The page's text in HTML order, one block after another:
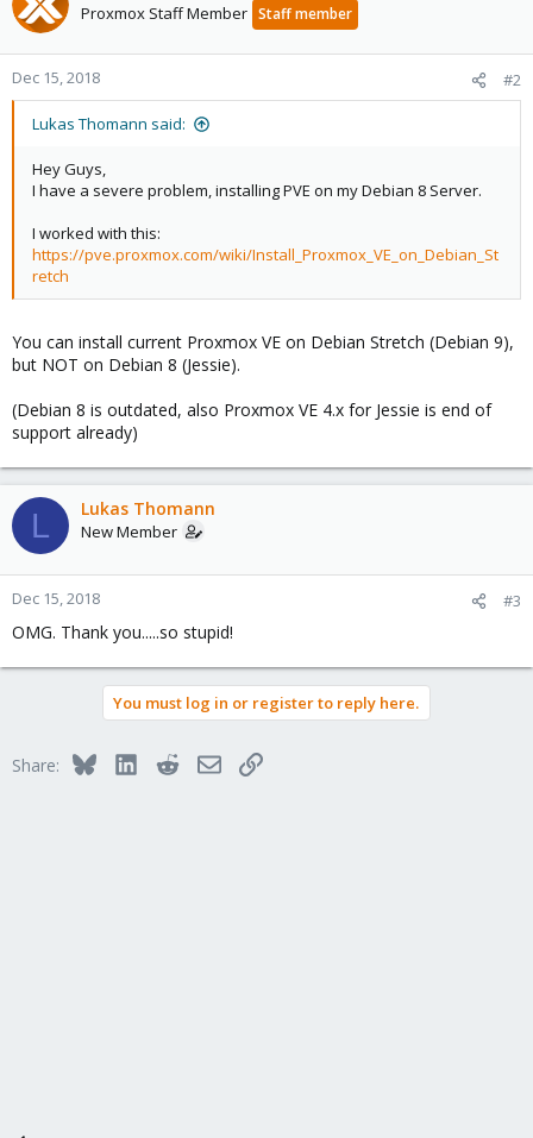
Proxmox Staff Member Staff member
Dec 15, 2018 #2
Lukas Thomann said:
Hey Guys,
I have a severe problem, installing PVE on my Debian 8 Server.
I worked with this:
https://pve.proxmox.com/wiki/Install_Proxmox_VE_on_Debian_St
retch
You can install current Proxmox VE on Debian Stretch (Debian 9),
but NOT on Debian 8 (Jessie).
(Debian 8 is outdated, also Proxmox VE 4.x for Jessie is end of
support already)
L Lukas Thomann
New Member
Dec 15, 2018 #3
OMG. Thank you.....so stupid!
You must log in or register to reply here.
Share: BlueskyLinkedInRedditEmailLink